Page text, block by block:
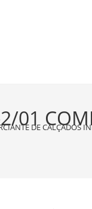
01DE CALÇADOS